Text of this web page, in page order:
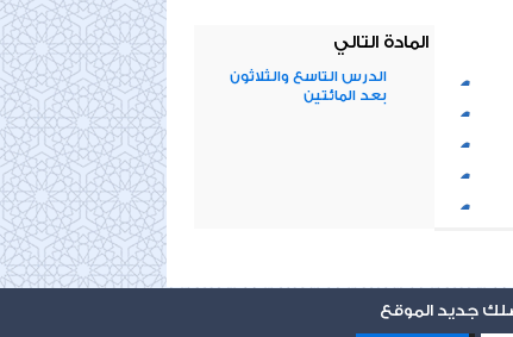
المادة التالي
الدرس التاسع والثلاثون
بعد المائتين
جديد الموقع